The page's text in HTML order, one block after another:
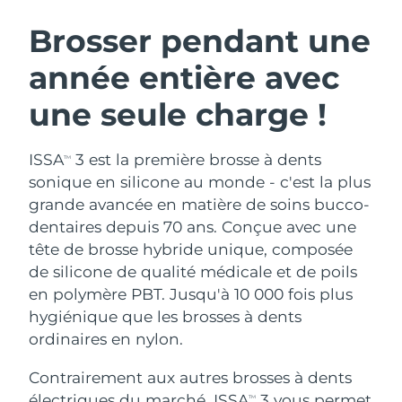
Brosser pendant une
année entière avec
une seule charge !
ISSATM
3 est la première brosse à dents
sonique en silicone au monde - c'est la plus
grande avancée en matière de soins bucco-
dentaires depuis 70 ans. Conçue avec une
tête de brosse hybride unique, composée
de silicone de qualité médicale et de poils
en polymère PBT. Jusqu'à 10 000 fois plus
hygiénique que les brosses à dents
ordinaires en nylon.
Contrairement aux autres brosses à dents
TM
Nettoyage du visage
Anti-aging massage
LUNA™ 4 Plus
Massage, LED heating
LUNA™ 4 Men
For men, anti-aging massage
Lifting
Microcurrent toning
BEAR™ 2 go
Microcurrent toning on-the-go
BEAR™ 2 eyes & lips
Microcurrent line smoothing device
Hydratation
UFO™ 3 coffret
Deep facial hydration
UFO™ 3 LED
Near-infrared and red light therapy
device
Soin bucco-dentaire
issa™ 4
Hybrid silicone sonic toothbrush
issa™ 4 plus
FAQ™ TRAITEMENT ANTI-ÂGE
Anti-âge Traitements LED
NEW
Autriche Livraison estimée
Bahreïn Livraison estimée8/11/26
Belgique Livraison estimée
Bermudes Livraison estimée
Bosnie-Herzégovine Livraison estimée
Brunei Livraison estimée
Bulgarie Livraison estimée8/10/26
Canada Livraison estimée